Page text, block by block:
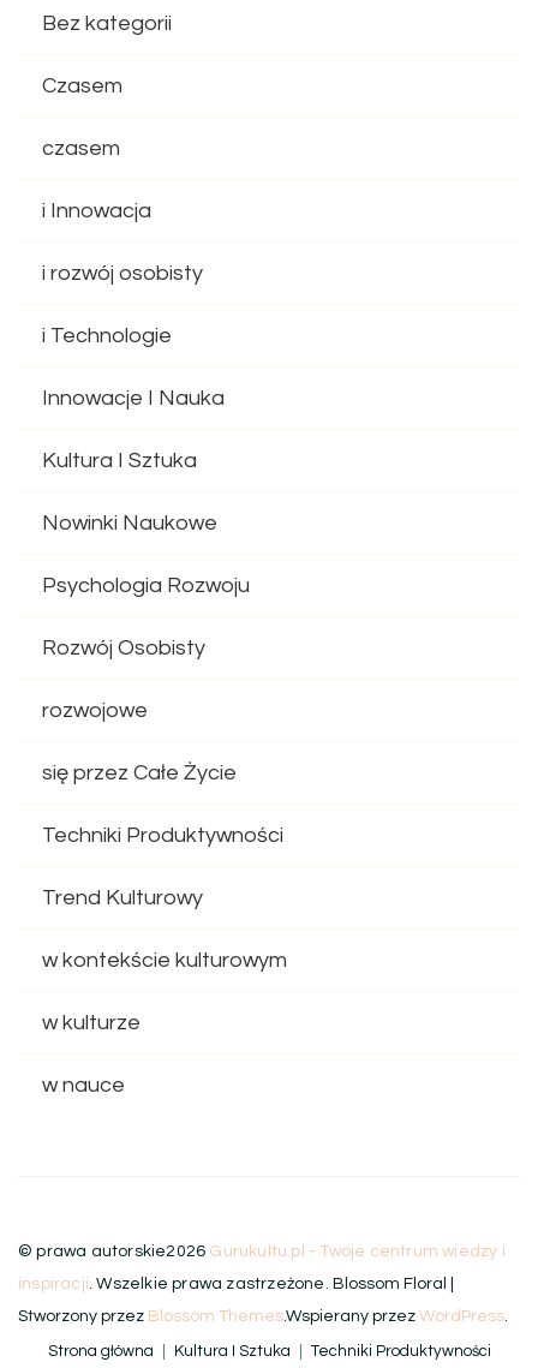
Bez kategorii
Czasem
czasem
i Innowacja
i rozwój osobisty
i Technologie
Innowacje I Nauka
Kultura I Sztuka
Nowinki Naukowe
Psychologia Rozwoju
Rozwój Osobisty
rozwojowe
się przez Całe Życie
Techniki Produktywności
Trend Kulturowy
w kontekście kulturowym
w kulturze
w nauce
© prawa autorskie2026 Gurukultu.pl - Twoje centrum wiedzy i
inspiracji. Wszelkie prawa zastrzeżone. Blossom Floral |
Stworzony przez Blossom Themes.Wspierany przez WordPress.
Strona główna Kultura I Sztuka Techniki Produktywności